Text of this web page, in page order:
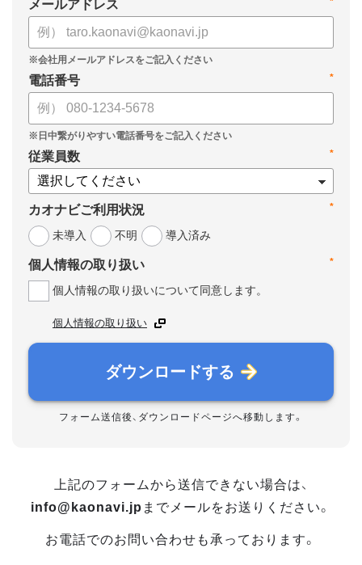
メールアドレス
*
電話番号
*
従業員数
*
カオナビご利用状況
未導入
不明 導入済み
*
個人情報の取り扱い
個人情報の取り扱いについて同意します。
個人情報の取り扱い
ダウンロードする
フォーム送信後、ダウンロードページへ移動します。
上記のフォームから送信できない場合は、
info@kaonavi.jp までメールをお送りください。
お電話でのお問い合わせも承っております。